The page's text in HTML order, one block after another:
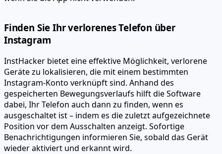
Finden Sie Ihr verlorenes Telefon über
Instagram
InstHacker bietet eine effektive Möglichkeit, verlorene
Geräte zu lokalisieren, die mit einem bestimmten
Instagram-Konto verknüpft sind. Anhand des
gespeicherten Bewegungsverlaufs hilft die Software
dabei, Ihr Telefon auch dann zu finden, wenn es
ausgeschaltet ist – indem es die zuletzt aufgezeichnete
Position vor dem Ausschalten anzeigt. Sofortige
Benachrichtigungen informieren Sie, sobald das Gerät
wieder aktiviert und erkannt wird.